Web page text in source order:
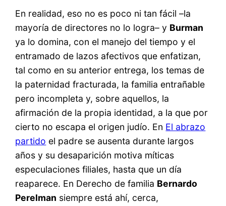
En realidad, eso no es poco ni tan fácil –la
mayoría de directores no lo logra– y Burman
ya lo domina, con el manejo del tiempo y el
entramado de lazos afectivos que enfatizan,
tal como en su anterior entrega, los temas de
la paternidad fracturada, la familia entrañable
pero incompleta y, sobre aquellos, la
afirmación de la propia identidad, a la que por
cierto no escapa el origen judío. En El abrazo
partido el padre se ausenta durante largos
años y su desaparición motiva míticas
especulaciones filiales, hasta que un día
reaparece. En Derecho de familia Bernardo
Perelman siempre está ahí, cerca,